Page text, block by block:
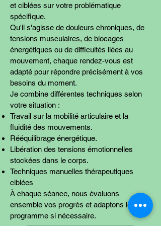
et ciblées sur votre problématique
spécifique.
Qu'il s'agisse de douleurs chroniques, de
tensions musculaires, de blocages
énergétiques ou de difficultés liées au
mouvement, chaque rendez-vous est
adapté pour répondre précisément à vos
besoins du moment.
Je combine différentes techniques selon
votre situation :
Travail sur la mobilité articulaire et la
fluidité des mouvements.
Rééquilibrage énergétique.
Libération des tensions émotionnelles
stockées dans le corps.
Techniques manuelles thérapeutiques
ciblées
À chaque séance, nous évaluons
ensemble vos progrès et adaptons le
programme si nécessaire.